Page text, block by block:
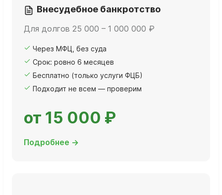
Внесудебное банкротство
Для долгов 25 000 – 1 000 000 ₽
Через МФЦ, без суда
Срок: ровно 6 месяцев
Бесплатно (только услуги ФЦБ)
Подходит не всем — проверим
от 15 000 ₽
Подробнее →